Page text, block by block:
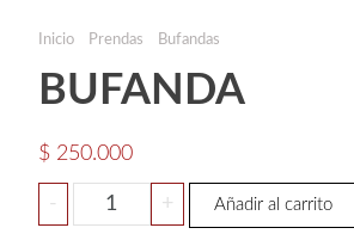
Inicio/ Prendas Bufandas
BUFANDA
$250.000
-
BUFANDA
cantidad
+ Añadir al carrito